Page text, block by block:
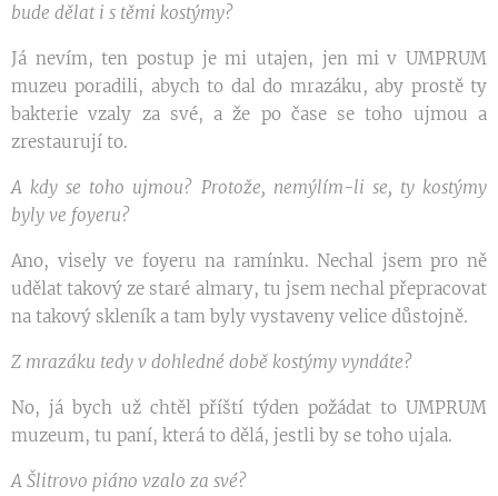
bude dělat i s těmi kostýmy?
Já nevím, ten postup je mi utajen, jen mi v UMPRUM
muzeu poradili, abych to dal do mrazáku, aby prostě ty
bakterie vzaly za své, a že po čase se toho ujmou a
zrestaurují to.
A kdy se toho ujmou? Protože, nemýlím-li se, ty kostýmy
byly ve foyeru?
Ano, visely ve foyeru na ramínku. Nechal jsem pro ně
udělat takový ze staré almary, tu jsem nechal přepracovat
na takový skleník a tam byly vystaveny velice důstojně.
Z mrazáku tedy v dohledné době kostýmy vyndáte?
No, já bych už chtěl příští týden požádat to UMPRUM
muzeum, tu paní, která to dělá, jestli by se toho ujala.
A Šlitrovo piáno vzalo za své?